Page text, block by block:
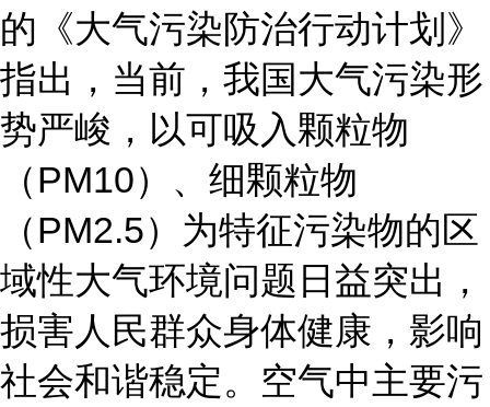
的《大气污染防治行动计划》
指出，当前，我国大气污染形
势严峻，以可吸入颗粒物
（PM10）、细颗粒物
（PM2.5）为特征污染物的区
域性大气环境问题日益突出，
损害人民群众身体健康，影响
社会和谐稳定。空气中主要污